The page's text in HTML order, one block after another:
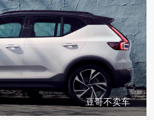
豆哥不卖车